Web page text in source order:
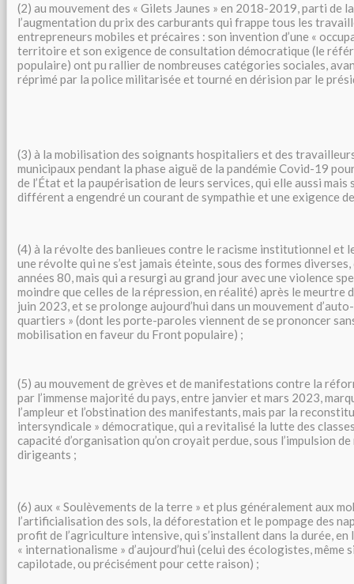
(2) au mouvement des « Gilets Jaunes » en 2018-2019, parti de
l’augmentation du prix des carburants qui frappe tous les
entrepreneurs mobiles et précaires : son invention d’une «
territoire et son exigence de consultation démocratique (le
populaire) ont pu rallier de nombreuses catégories sociales,
réprimé par la police militarisée et tourné en dérision par le
(3) à la mobilisation des soignants hospitaliers et des
municipaux pendant la phase aiguë de la pandémie Covid-19
de l’État et la paupérisation de leurs services, qui elle aussi mais
différent a engendré un courant de sympathie et une exigence
(4) à la révolte des banlieues contre le racisme institutionnel et
une révolte qui ne s’est jamais éteinte, sous des formes
années 80, mais qui a resurgi au grand jour avec une violence
moindre que celles de la répression, en réalité) après le meurtre
juin 2023, et se prolonge aujourd’hui dans un mouvement
quartiers » (dont les porte-paroles viennent de se prononcer
mobilisation en faveur du Front populaire) ;
(5) au mouvement de grèves et de manifestations contre la
par l’immense majorité du pays, entre janvier et mars 2023,
l’ampleur et l’obstination des manifestants, mais par la
intersyndicale » démocratique, qui a revitalisé la lutte des
capacité d’organisation qu’on croyait perdue, sous l’impulsion
dirigeants ;
(6) aux « Soulèvements de la terre » et plus généralement aux
l’artificialisation des sols, la déforestation et le pompage des
profit de l’agriculture intensive, qui s’installent dans la durée,
« internationalisme » d’aujourd’hui (celui des écologistes, même
capilotade, ou précisément pour cette raison) ;